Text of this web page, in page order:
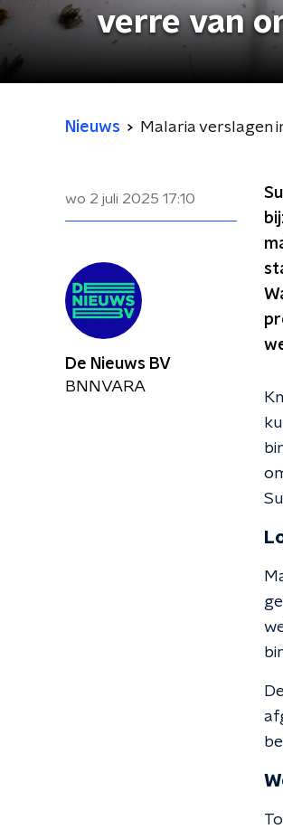
verre van
Nieuws Malaria verslagen
wo 2 juli 2025 17:10
De Nieuws BV
BNNVARA